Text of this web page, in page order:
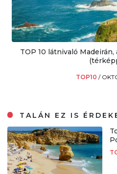
TOP 10 látnivaló
TOP10 /
TALÁN EZ IS